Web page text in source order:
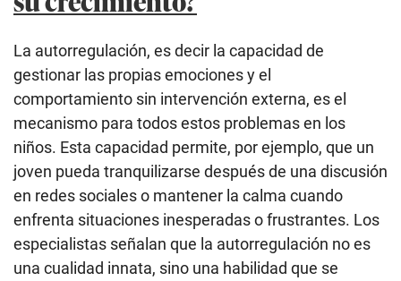
La autorregulación, es decir la capacidad de
gestionar las propias emociones y el
comportamiento sin intervención externa, es el
mecanismo para todos estos problemas en los
niños. Esta capacidad permite, por ejemplo, que un
joven pueda tranquilizarse después de una discusión
en redes sociales o mantener la calma cuando
enfrenta situaciones inesperadas o frustrantes. Los
especialistas señalan que la autorregulación no es
una cualidad innata, sino una habilidad que se